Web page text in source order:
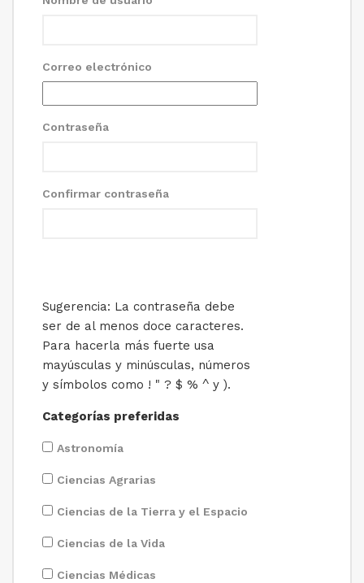
Correo electrónico
Contraseña
Confirmar contraseña
Sugerencia: La contraseña debe
ser de al menos doce caracteres.
Para hacerla más fuerte usa
mayúsculas y minúsculas, números
y símbolos como ! " ? $ % ^ y ).
Categorías preferidas
Astronomía
Ciencias Agrarias
Ciencias de la Tierra y el Espacio
Ciencias de la Vida
Ciencias Médicas